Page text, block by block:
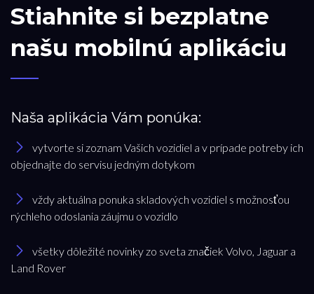
Stiahnite si bezplatne
našu mobilnú aplikáciu
Naša aplikácia Vám ponúka:
vytvorte si zoznam Vašich vozidiel a v prípade potreby ich
objednajte do servisu jedným dotykom
vždy aktuálna ponuka skladových vozidiel s možnosťou
rýchleho odoslania záujmu o vozidlo
všetky dôležité novinky zo sveta značiek Volvo, Jaguar a
Land Rover